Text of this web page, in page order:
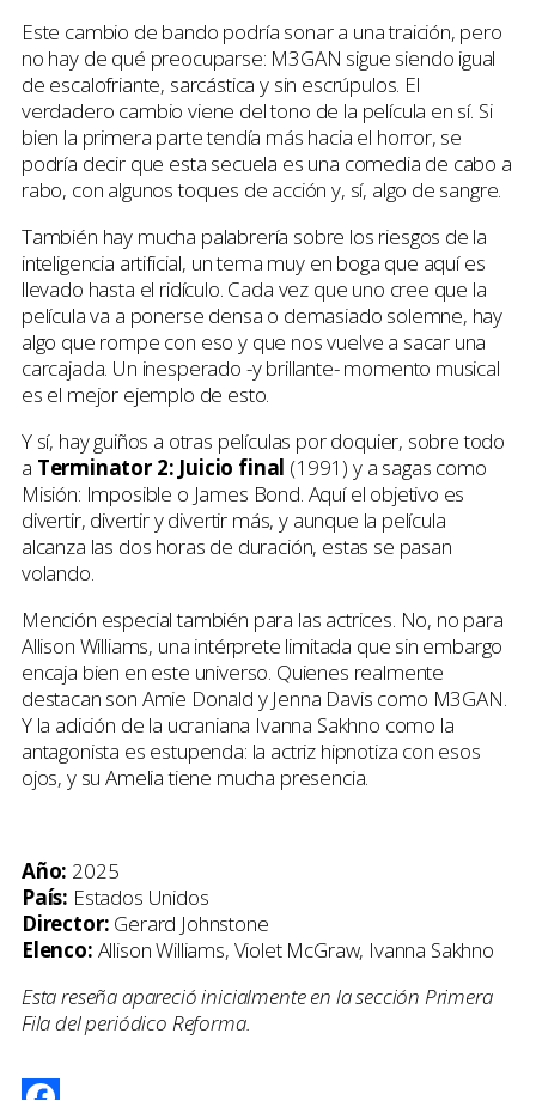
Este cambio de bando podría sonar a una traición, pero
no hay de qué preocuparse: M3GAN sigue siendo igual
de escalofriante, sarcástica y sin escrúpulos. El
verdadero cambio viene del tono de la película en sí. Si
bien la primera parte tendía más hacia el horror, se
podría decir que esta secuela es una comedia de cabo a
rabo, con algunos toques de acción y, sí, algo de sangre.
También hay mucha palabrería sobre los riesgos de la
inteligencia artificial, un tema muy en boga que aquí es
llevado hasta el ridículo. Cada vez que uno cree que la
película va a ponerse densa o demasiado solemne, hay
algo que rompe con eso y que nos vuelve a sacar una
carcajada. Un inesperado -y brillante- momento musical
es el mejor ejemplo de esto.
Y sí, hay guiños a otras películas por doquier, sobre todo
a Terminator 2: Juicio final (1991) y a sagas como
Misión: Imposible o James Bond. Aquí el objetivo es
divertir, divertir y divertir más, y aunque la película
alcanza las dos horas de duración, estas se pasan
volando.
Mención especial también para las actrices. No, no para
Allison Williams, una intérprete limitada que sin embargo
encaja bien en este universo. Quienes realmente
destacan son Amie Donald y Jenna Davis como M3GAN.
Y la adición de la ucraniana Ivanna Sakhno como la
antagonista es estupenda: la actriz hipnotiza con esos
ojos, y su Amelia tiene mucha presencia.
Año: 2025
País: Estados Unidos
Director: Gerard Johnstone
Elenco: Allison Williams, Violet McGraw, Ivanna Sakhno
Esta reseña apareció inicialmente en la sección Primera
Fila del periódico Reforma.